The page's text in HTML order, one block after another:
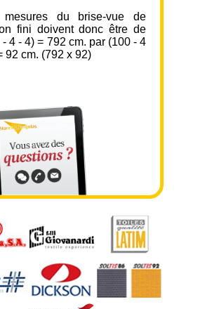
mesures du brise-vue de
fini doivent donc être de
- 4 - 4) = 792 cm. par (100 - 4
92 cm. (792 x 92)